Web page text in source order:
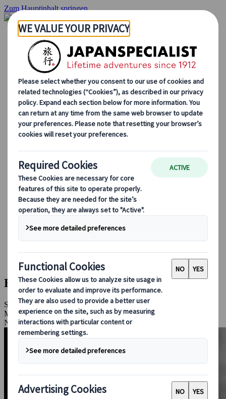
Zum Hauptinhalt springen
Startseite
Rundreisen
Individuelle Reisen
Gruppenreisen
Selbstfahrerreisen
Ausflüge
Maßgeschneiderte Gruppenreisen
Japan Rail Pass
Wie wir arbeiten
Über uns
Treffen Sie unser Team
Werden Sie Teil unseres Teams
Saisonale Reisetipps
Highlights des Reiseziels
Kulturelle Einblicke
Kulinarische Erlebnisse
Entdecke Japan mit dem Zug
Häufig gestellte Fragen
Wichtige Informationen
Etikette in Japan
Autofahren in Japan
Bei uns buchen
Japan Rail Pass
Unterkunft
Online-Beratung
Eine Woche in Hokkaido
Sapporo, Sounkyo Onsen, Shikotsu-Toya Nationalpark, Akan
Mashu Nationalpark, Shiretoko-Nationalpark, Rausu, Daisetsuzan-
Nationalpark